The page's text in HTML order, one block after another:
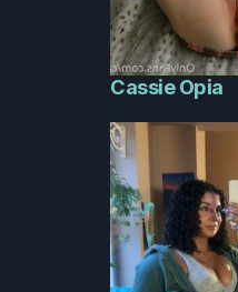
Cassie Opia